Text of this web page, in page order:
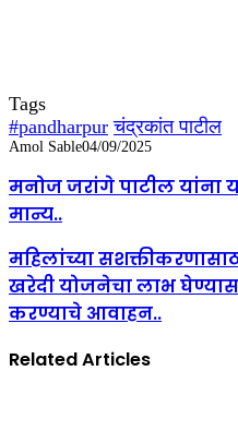
Tags
#pandharpur चंद्रकांत पाटील
Amol Sable04/09/2025
मनोज जरांगे पाटील यांना
मान्य..
महिलांच्या
खरेदी योजनेचा लाभ
करण्याचे आवाहन..
Related Articles